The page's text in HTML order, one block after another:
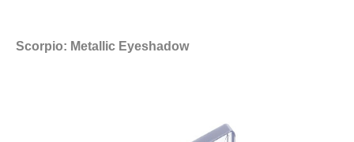
Scorpio: Metallic Eyeshadow